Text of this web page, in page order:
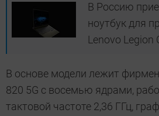
В Россию
ноутбук для
Lenovo Legion
В основе модели лежит
820 5G с восемью ядрами,
тактовой частоте 2,36 ГГц,